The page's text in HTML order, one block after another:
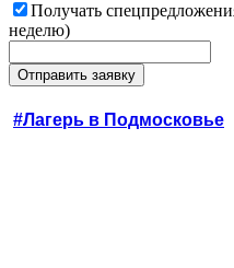
Получать
неделю)
#Лагерь в Подмосковье